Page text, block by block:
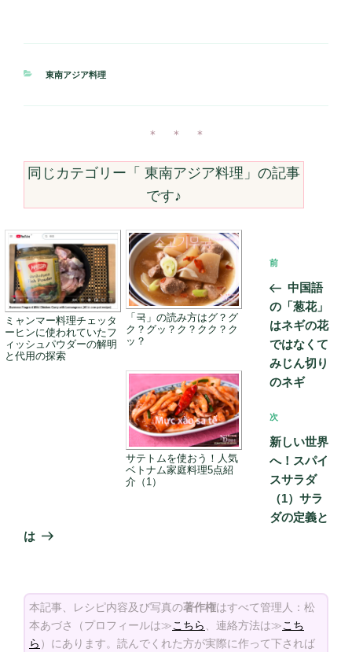
カ
東南アジア料理
＊ ＊ ＊
同じカテゴリー「 東南アジア料理 」の記事
です♪
ミャンマー料理チェッタ
ーヒンに使われていたフ
ィッシュパウダーの解明
と代用の探索
「국」の読み方はグ？グ
ク？グッ？ク？クク？ク
ッ？
サテトムを使おう！人気
ベトナム家庭料理5点紹
介（1）
投
稿
ナ
ビ
ゲ
ー
前
の
投
稿
前
中国語
の「葱花」
はネギの花
ではなくて
みじん切り
のネギ
次
の
投
稿
次
新しい世界
へ！スパイ
スサラダ
（1）サラ
ダの定義と
は
本記事、レシピ内容及び写真の著作権はすべて管理人：松
本あづさ（プロフィールは≫こちら 、連絡方法は≫こち
ら ）にあります。読んでくれた方が実際に作って下されば